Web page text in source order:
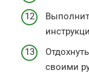
своими